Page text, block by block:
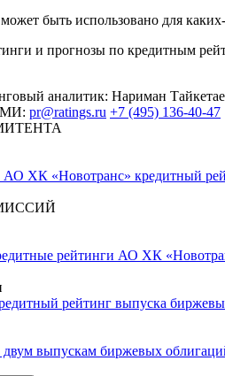
быть использовано для
и прогнозы по кредитным
аналитик: Нариман
pr@ratings.ru +7 (495) 136-40-47
ХК «Новотранс» кредитный
рейтинги АО ХК
рейтинг выпуска
выпускам биржевых